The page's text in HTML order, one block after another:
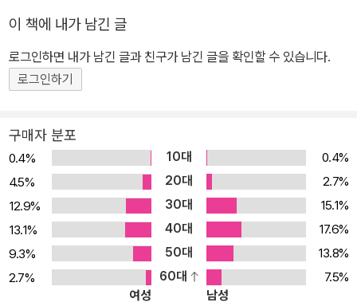
·서강대 등의 객원교수, 북미한인종교학회 회장, 미국종교학회AAR
한국종교분과 공동의장을 역임했다. 캐나다 리자이나 대학교 비교종
교학 명예교수로, 북미와 한국을 오가며 집필과 강연을 하고 있다. 제
를 보여준다. 책의 주인공은 어느 날 “쉬지 말고 기도하라”는 말씀을
읽고 어떻게 하는 것이 쉬지 말고 기도하는 것인지, 그 방법을 찾기 위
해 순례의 길을 떠난다. 그러던 중 순례자는 큰 스승을 만나 “예수의
기도”(주여, 제게 자비를 베푸소서)를 배우고, 하루에 3,000번씩, 6,
가 마음 깊은 곳에 이르며 평온해지고 하나님과 합일되는 황홀의 경
지를 체험하게 된다. 이 책은 이렇게 깊은 영성을 체험하게 된 순례자
의 기도 여행에 관한 이야기이다. 이 책은 이미 영어로도 여러 번역본
이 나와 있으며 영성을 추구하는 사람들에게 큰 감동을 불러 일으켰
다. 이 책을 두고 미국의 저명한 종교학자 휴스턴 스미스 교수는 “러
시아 영성의 고전”이라 했고, 샌프란시스코 대학 종교학자 제이콥 니
들먼 교수는 “지난 100년 동안 나온 가장 영향력이 큰 종교 서적으로
사람의 삶을 바꾸어 주는 희귀한 책들 중 하나”라고 칭송했다. 심지어
이 책에 내가 남긴 글
로그인하면 내가 남긴 글과 친구가 남긴 글을 확인할 수 있습니다.
로그인하기
구매자 분포
0.4% 10대
0.4%
4.5%
20대
2.7%
12.9%
30대
15.1%
13.1%
40대
17.6%
9.3%
50대
13.8%
2.7%
60대
7.5%
여성
남성